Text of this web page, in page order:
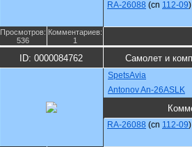
RA-26088 (cn 112-09)
Просмотров:
536
Комментариев:
1
ID: 0000084762 Самолет и
SpetsAvia
Antonov An-26ASLK
RA-26088 (cn 112-09)